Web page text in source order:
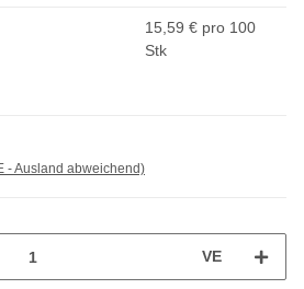
15,59 € pro 100
Stk
- Ausland abweichend)
VE